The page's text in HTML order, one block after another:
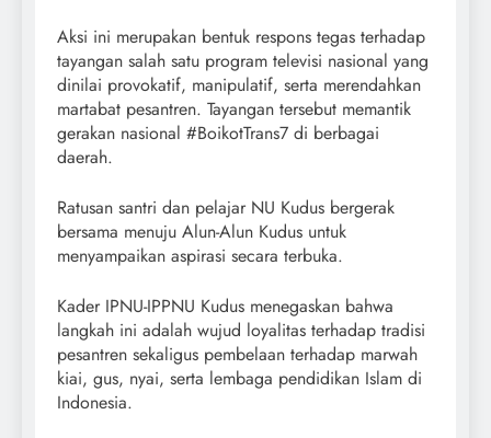
Aksi ini merupakan bentuk respons tegas terhadap
tayangan salah satu program televisi nasional yang
dinilai provokatif, manipulatif, serta merendahkan
martabat pesantren. Tayangan tersebut memantik
gerakan nasional #BoikotTrans7 di berbagai
daerah.
Ratusan santri dan pelajar NU Kudus bergerak
bersama menuju Alun-Alun Kudus untuk
menyampaikan aspirasi secara terbuka.
Kader IPNU-IPPNU Kudus menegaskan bahwa
langkah ini adalah wujud loyalitas terhadap tradisi
pesantren sekaligus pembelaan terhadap marwah
kiai, gus, nyai, serta lembaga pendidikan Islam di
Indonesia.